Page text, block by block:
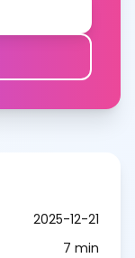
2025-12-21
7 min